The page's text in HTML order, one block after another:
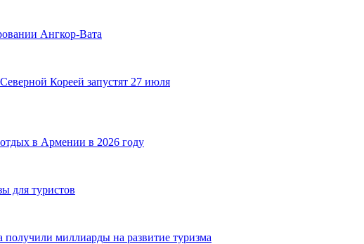
Ангкор-Вата
Кореей запустят 27 июля
в Армении в 2026 году
для туристов
миллиарды на развитие туризма